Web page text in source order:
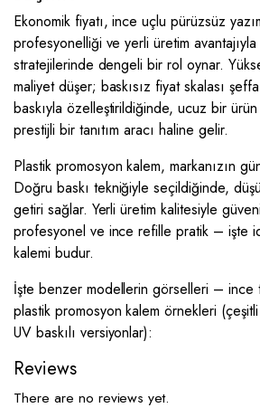
Ekonomik fiyatı, ince uçlu pürüzsüz
profesyonelliği ve yerli üretim
stratejilerinde dengeli bir rol oynar.
maliyet düşer; baskısız fiyat skalası
baskıyla özelleştirildiğinde, ucuz bir ürün
prestijli bir tanıtım aracı haline gelir.
Plastik promosyon kalem, markanızın
Doğru baskı tekniğiyle seçildiğinde,
getiri sağlar. Yerli üretim kalitesiyle
profesyonel ve ince refille pratik – işte
kalemi budur.
İşte benzer modellerin görselleri – ince
plastik promosyon kalem örnekleri
UV baskılı versiyonlar):
Reviews
There are no reviews yet.